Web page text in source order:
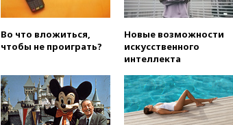
вчера, 21:21Правительство
РФ разрешило продажу
бензина старых
экологических классов
вчера, 21:15 Путин обсудил с
Машковым 150-летие Союза
театральных деятелей
вчера, 20:47Newsweek:
Во что вложиться,
чтобы не проиграть?
Новые возможности
искусственного
интеллекта